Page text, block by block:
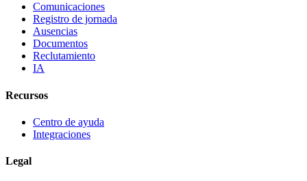
Comunicaciones
Registro de jornada
Ausencias
Documentos
Reclutamiento
IA
Recursos
Centro de ayuda
Integraciones
Legal